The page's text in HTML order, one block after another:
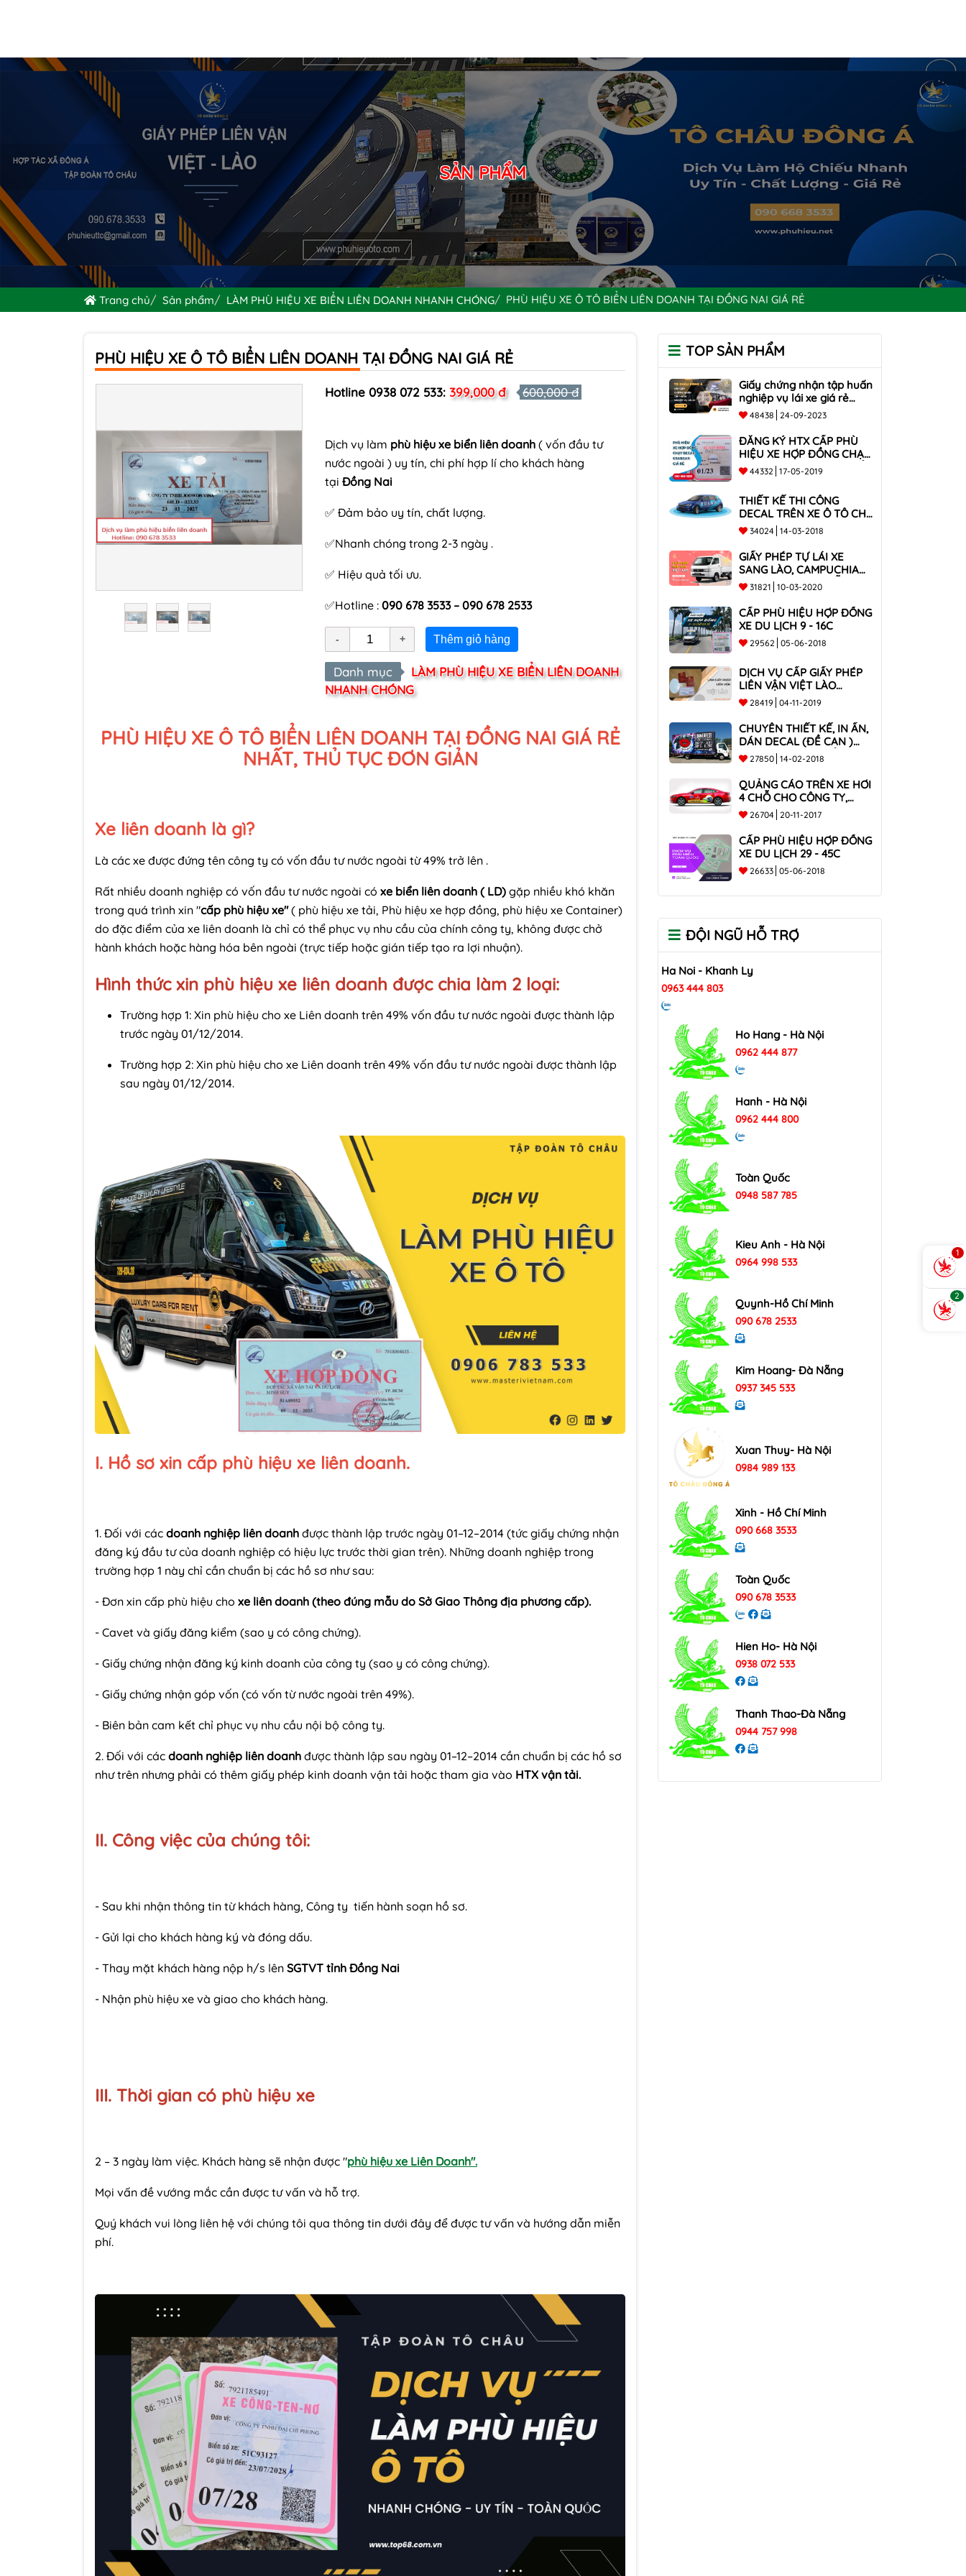
SẢN PHẨM
Trang chủ Sản phẩm LÀM PHÙ HIỆU XE BIỂN LIÊN DOANH NHANH CHÓNG PHÙ HIỆU XE Ô TÔ BIỂN LIÊN DOANH TẠI ĐỒNG NAI GIÁ RẺ
PHÙ HIỆU XE Ô TÔ BIỂN LIÊN DOANH TẠI ĐỒNG NAI GIÁ RẺ
Hotline 0938 072 533: 399,000 đ 600,000 đ
Dịch vụ làm phù hiệu xe biển liên doanh ( vốn đầu tư
nước ngoài ) uy tín, chi phí hợp lí cho khách hàng
tại Đồng Nai
✅ Đảm bảo uy tín, chất lượng.
✅Nhanh chóng trong 2-3 ngày .
✅ Hiệu quả tối ưu.
✅Hotline : 090 678 3533 – 090 678 2533
Thêm giỏ hàng
Danh mục
LÀM PHÙ HIỆU XE BIỂN LIÊN DOANH
NHANH CHÓNG
PHÙ HIỆU XE Ô TÔ BIỂN LIÊN DOANH TẠI ĐỒNG NAI GIÁ RẺ
NHẤT, THỦ TỤC ĐƠN GIẢN
Xe liên doanh là gì?
Là các xe được đứng tên công ty có vốn đầu tư nước ngoài từ 49% trở lên .
Rất nhiều doanh nghiệp có vốn đầu tư nước ngoài có xe biển liên doanh ( LD) gặp nhiều khó khăn
trong quá trình xin "cấp phù hiệu xe"( phù hiệu xe tải, Phù hiệu xe hợp đồng, phù hiệu xe Container)
do đặc điểm của xe liên doanh là chỉ có thể phục vụ nhu cầu của chính công ty, không được chở
hành khách hoặc hàng hóa bên ngoài (trực tiếp hoặc gián tiếp tạo ra lợi nhuận).
Hình thức xin phù hiệu xe liên doanh được chia làm 2 loại:
Trường hợp 1: Xin phù hiệu cho xe Liên doanh trên 49% vốn đầu tư nước ngoài được thành lập
trước ngày 01/12/2014.
Trường hợp 2: Xin phù hiệu cho xe Liên doanh trên 49% vốn đầu tư nước ngoài được thành lập
sau ngày 01/12/2014.
I. Hồ sơ xin cấp phù hiệu xe liên doanh.
1. Đối với các doanh nghiệp liên doanh được thành lập trước ngày 01–12–2014 (tức giấy chứng nhận
đăng ký đầu tư của doanh nghiệp có hiệu lực trước thời gian trên). Những doanh nghiệp trong
trường hợp 1 này chỉ cần chuẩn bị các hồ sơ như sau:
- Đơn xin cấp phù hiệu cho xe liên doanh (theo đúng mẫu do Sở Giao Thông địa phương cấp).
- Cavet và giấy đăng kiểm (sao y có công chứng).
- Giấy chứng nhận đăng ký kinh doanh của công ty (sao y có công chứng).
- Giấy chứng nhận góp vốn (có vốn từ nước ngoài trên 49%).
- Biên bản cam kết chỉ phục vụ nhu cầu nội bộ công ty.
2. Đối với các doanh nghiệp liên doanh được thành lập sau ngày 01–12–2014 cần chuẩn bị các hồ sơ
như trên nhưng phải có thêm giấy phép kinh doanh vận tải hoặc tham gia vào HTX vận tải.
II. Công việc của chúng tôi:
- Sau khi nhận thông tin từ khách hàng, Công ty tiến hành soạn hồ sơ.
- Gửi lại cho khách hàng ký và đóng dấu.
- Thay mặt khách hàng nộp h/s lên SGTVT tỉnh Đồng Nai
- Nhận phù hiệu xe và giao cho khách hàng.
III. Thời gian có phù hiệu xe
2 – 3 ngày làm việc. Khách hàng sẽ nhận được "phù hiệu xe Liên Doanh".
Mọi vấn đề vướng mắc cần được tư vấn và hỗ trợ.
Quý khách vui lòng liên hệ với chúng tôi qua thông tin dưới đây để được tư vấn và hướng dẫn miễn
phí.
TOP SẢN PHẨM
Giấy chứng nhận tập huấn
nghiệp vụ lái xe giá rẻ
toàn quốc
48438 24-09-2023
ĐĂNG KÝ HTX CẤP PHÙ
HIỆU XE HỢP ĐỒNG CHẠY
BECAR, GRABCAR GIÁ RẺ
NHẤT
44332 17-05-2019
THIẾT KẾ THI CÔNG
DECAL TRÊN XE Ô TÔ CHO
CÔNG TY
34024 14-03-2018
GIẤY PHÉP TỰ LÁI XE
SANG LÀO, CAMPUCHIA
CHO XE DƯỚI 9 CHỖ VÀ
XE BÁN TẢI
31821 10-03-2020
CẤP PHÙ HIỆU HỢP ĐỒNG
XE DU LỊCH 9 - 16C
29562 05-06-2018
DỊCH VỤ CẤP GIẤY PHÉP
LIÊN VẬN VIỆT LÀO
NHANH CHÓNG , UY TÍN
TOÀN QUỐC
28419 04-11-2019
CHUYÊN THIẾT KẾ, IN ẤN,
DÁN DECAL (ĐỀ CAN )
TRÊN THÙNG XE TẢI CHO
CÔNG TY
27850 14-02-2018
QUẢNG CÁO TRÊN XE HƠI
4 CHỖ CHO CÔNG TY,
DOANH NGHIỆP
26704 20-11-2017
CẤP PHÙ HIỆU HỢP ĐỒNG
XE DU LỊCH 29 - 45C
26633 05-06-2018
ĐỘI NGŨ HỖ TRỢ
Ha Noi - Khanh Ly
0963 444 803
Ho Hang - Hà Nội
0962 444 877
Hanh - Hà Nội
0962 444 800
Toàn Quốc
0948 587 785
Kieu Anh - Hà Nội
0964 998 533
Quynh-Hồ Chí Minh
090 678 2533
Kim Hoang- Đà Nẵng
0937 345 533
Xuan Thuy- Hà Nội
0984 989 133
Xinh - Hồ Chí Minh
090 668 3533
Toàn Quốc
090 678 3533
Hien Ho- Hà Nội
0938 072 533
Thanh Thao-Đà Nẵng
0944 757 998
1
2